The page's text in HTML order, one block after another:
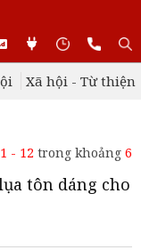
Xã hội - Từ thiện
1 - 12 trong khoảng 6
tôn dáng cho